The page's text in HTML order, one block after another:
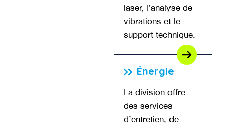
laser, l’analyse de
vibrations et le
support technique.
Énergie
La division offre
des services
d’entretien, de